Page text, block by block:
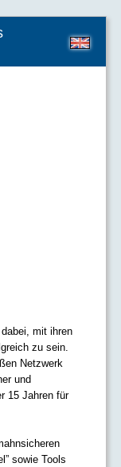
mit ihren
zu sein.
Netzwerk
und
15 Jahren für
sowie Tools